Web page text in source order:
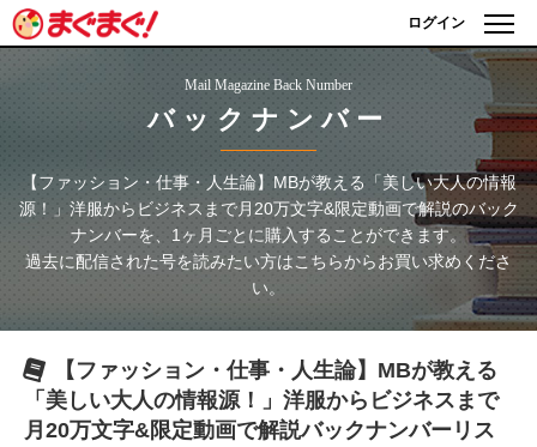
ログイン
Mail Magazine Back Number
バックナンバー
【ファッション・仕事・人生論】MBが教える「美しい大人の情報
源！」洋服からビジネスまで月20万文字&限定動画で解説のバック
ナンバーを、1ヶ月ごとに購入することができます。
過去に配信された号を読みたい方はこちらからお買い求めくださ
い。
【ファッション・仕事・人生論】MBが教える
「美しい大人の情報源！」洋服からビジネスまで
月20万文字&限定動画で解説バックナンバーリス